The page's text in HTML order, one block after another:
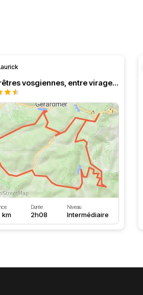
Les crêtres vosgiennes, entre virages et paysages...
km
Durée
2h08
Niveau
Intermédiaire